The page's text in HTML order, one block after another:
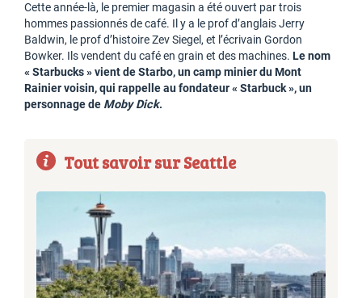
Cette année-là, le premier magasin a été ouvert par trois
hommes passionnés de café. Il y a le prof d’anglais Jerry
Baldwin, le prof d’histoire Zev Siegel, et l’écrivain Gordon
Bowker. Ils vendent du café en grain et des machines. Le nom
« Starbucks » vient de Starbo, un camp minier du Mont
Rainier voisin, qui rappelle au fondateur « Starbuck », un
personnage de Moby Dick.
Tout savoir sur Seattle